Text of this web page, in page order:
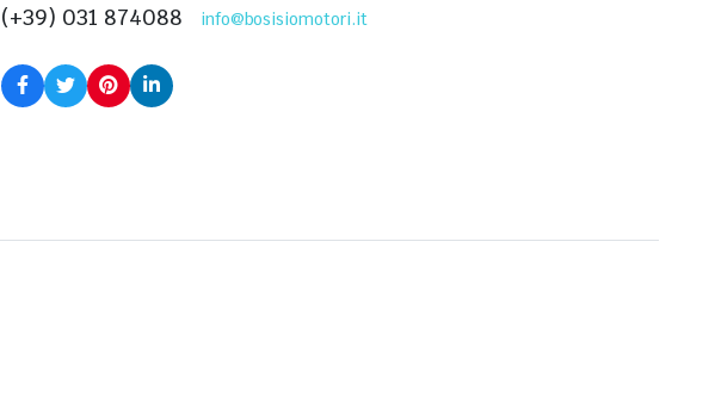
(+39) 031 874088 info@bosisiomotori.it